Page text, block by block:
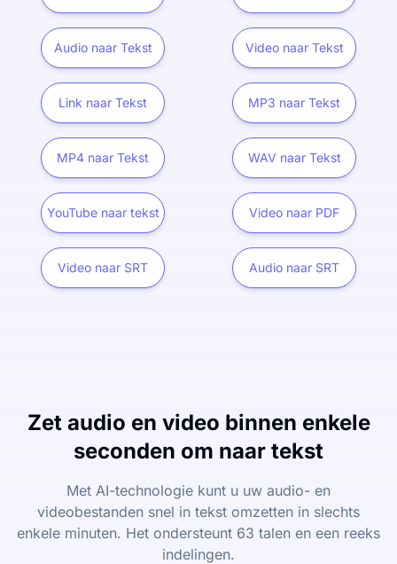
Audio naar Tekst Video naar Tekst
Link naar Tekst MP3 naar Tekst
MP4 naar Tekst WAV naar Tekst
YouTube naar tekst Video naar PDF
Video naar SRT Audio naar SRT
Zet audio en video binnen enkele
seconden om naar tekst
Met AI-technologie kunt u uw audio- en
videobestanden snel in tekst omzetten in slechts
enkele minuten. Het ondersteunt 63 talen en een reeks
indelingen.